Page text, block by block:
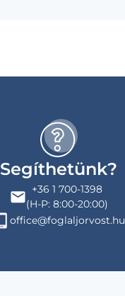
Segíthetünk?
+36 1 700-1398
(H-P: 8:00-20:00)
office@foglaljorvost.hu